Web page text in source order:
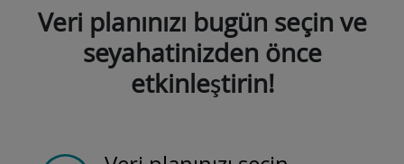
Veri planınızı bugün seçin ve
seyahatinizden önce
etkinleştirin!